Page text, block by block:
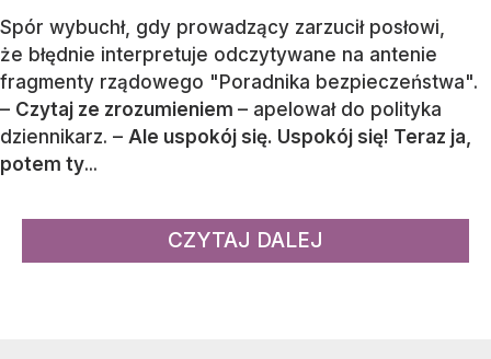
Spór wybuchł, gdy prowadzący zarzucił posłowi,
że błędnie interpretuje odczytywane na antenie
fragmenty rządowego "Poradnika bezpieczeństwa".
– Czytaj ze zrozumieniem – apelował do polityka
dziennikarz. – Ale uspokój się. Uspokój się! Teraz ja,
potem ty...
CZYTAJ DALEJ